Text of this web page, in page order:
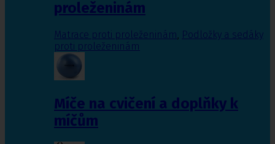
proleženinám
Matrace proti proleženinám, Podložky a sedáky
proti proleženinám
Míče na cvičení a doplňky k
míčům